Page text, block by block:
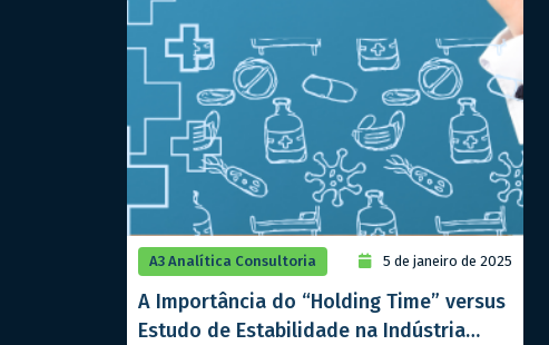
A3 Analítica Consultoria 5 de janeiro de 2025
A Importância do “Holding Time” versus
Estudo de Estabilidade na Indústria